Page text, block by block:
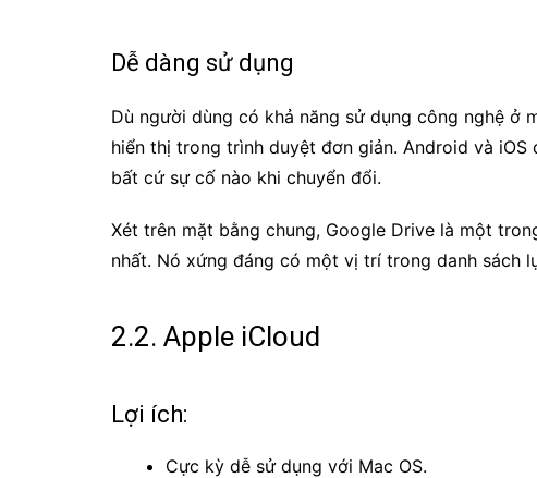
Dễ dàng sử dụng
Dù người dùng có khả năng sử dụng công nghệ ở
hiển thị trong trình duyệt đơn giản. Android và
bất cứ sự cố nào khi chuyển đổi.
Xét trên mặt bằng chung, Google Drive là một
nhất. Nó xứng đáng có một vị trí trong danh sách
2.2. Apple iCloud
Lợi ích:
Cực kỳ dễ sử dụng với Mac OS.